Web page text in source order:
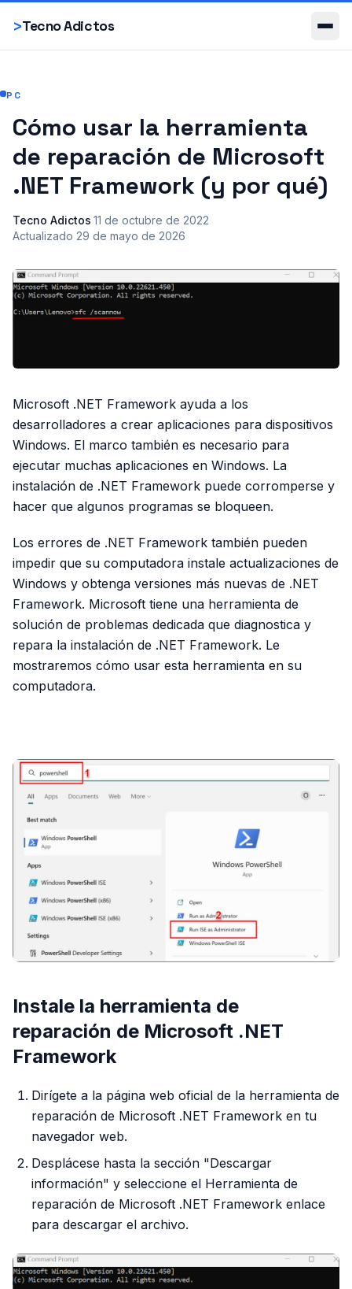
>Tecno Adictos
Smartphones
PC
Cómo usar la herramienta
de reparación de Microsoft
.NET Framework (y por qué)
Tecno Adictos·11 de octubre de 2022·
Actualizado 29 de mayo de 2026
Microsoft .NET Framework ayuda a los
desarrolladores a crear aplicaciones para dispositivos
Windows. El marco también es necesario para
ejecutar muchas aplicaciones en Windows. La
instalación de .NET Framework puede corromperse y
hacer que algunos programas se bloqueen.
Los errores de .NET Framework también pueden
impedir que su computadora instale actualizaciones de
Windows y obtenga versiones más nuevas de .NET
Framework. Microsoft tiene una herramienta de
solución de problemas dedicada que diagnostica y
repara la instalación de .NET Framework. Le
mostraremos cómo usar esta herramienta en su
computadora.
Instale la herramienta de
reparación de Microsoft .NET
Framework
Dirígete a la página web oficial de la herramienta de
reparación de Microsoft .NET Framework en tu
navegador web.
Desplácese hasta la sección "Descargar
información" y seleccione el Herramienta de
reparación de Microsoft .NET Framework enlace
para descargar el archivo.